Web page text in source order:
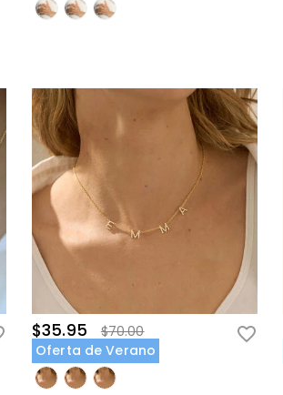
$35.95
$70.00
Oferta de Verano